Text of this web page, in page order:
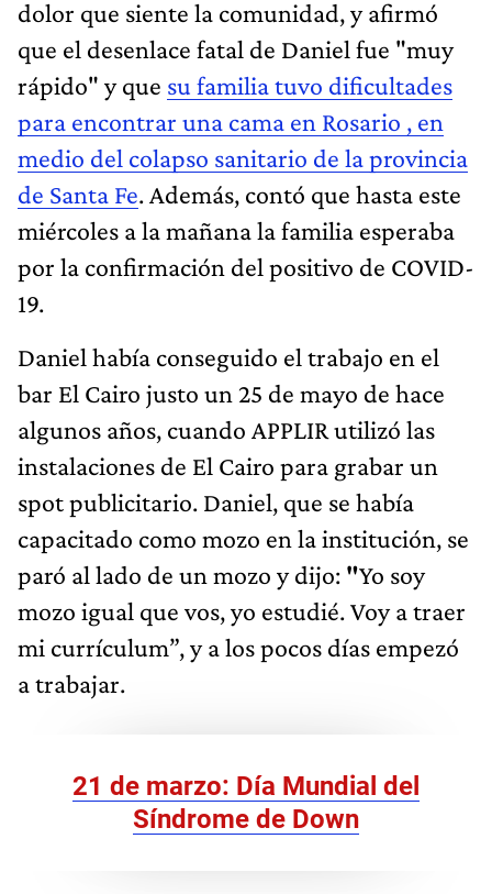
dolor que siente la comunidad, y afirmó
que el desenlace fatal de Daniel fue "muy
rápido" y que su familia tuvo dificultades
para encontrar una cama en Rosario , en
medio del colapso sanitario de la provincia
de Santa Fe. Además, contó que hasta este
miércoles a la mañana la familia esperaba
por la confirmación del positivo de COVID-
19.
Daniel había conseguido el trabajo en el
bar El Cairo justo un 25 de mayo de hace
algunos años, cuando APPLIR utilizó las
instalaciones de El Cairo para grabar un
spot publicitario. Daniel, que se había
capacitado como mozo en la institución, se
paró al lado de un mozo y dijo: "Yo soy
mozo igual que vos, yo estudié. Voy a traer
mi currículum”, y a los pocos días empezó
a trabajar.
21 de marzo: Día Mundial del
Síndrome de Down